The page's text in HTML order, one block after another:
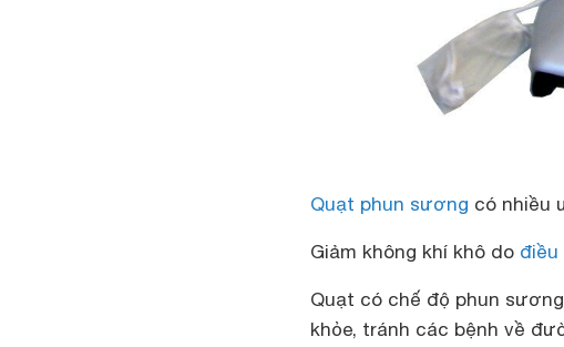
Quạt phun sương có nhiều
Giảm không khí khô do điều
Quạt có chế độ phun
khỏe, tránh các bệnh về